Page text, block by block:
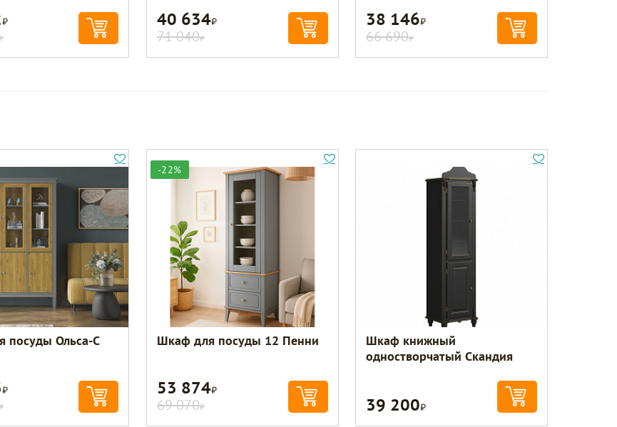
Р 40 634Р
71 040Р
38 146Р
66 690Р
посуды Ольса-С
Р
-22%
Шкаф для посуды 12 Пенни
53 874Р
69 070Р
Шкаф книжный
одностворчатый Скандия
39 200Р